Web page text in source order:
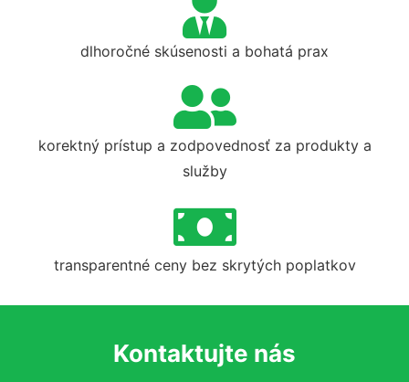
dlhoročné skúsenosti a bohatá prax
korektný prístup a zodpovednosť za produkty a
služby
transparentné ceny bez skrytých poplatkov
Kontaktujte nás